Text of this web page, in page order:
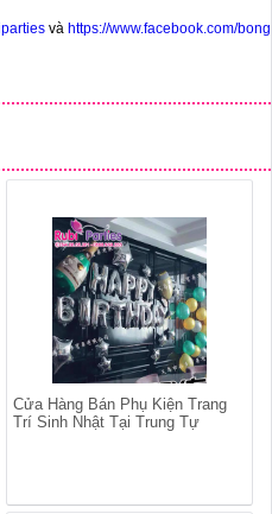
và https://www.facebook.com/bong
Cửa Hàng Bán Phụ Kiện Trang
Trí Sinh Nhật Tại Trung Tự